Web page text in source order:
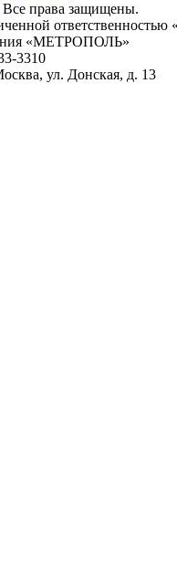
права защищены.
ответственностью
«МЕТРОПОЛЬ»
3310
ул. Донская, д. 13